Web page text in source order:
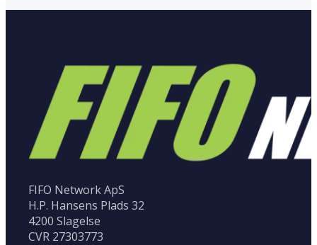
FIFO Network ApS
H.P. Hansens Plads 32
4200 Slagelse
CVR 27303773